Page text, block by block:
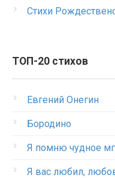
Стихи
ТОП-20 стихов
Евгений Онегин
Бородино
Я помню чудное
Я вас любил,